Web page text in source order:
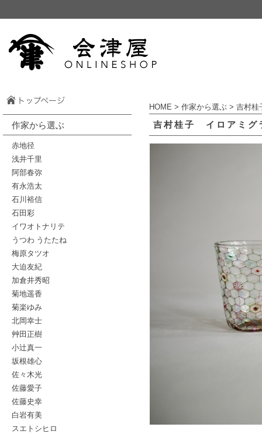
作家から選ぶ
赤地径
浅井千里
阿部春弥
有永浩太
石川裕信
石田彩
イワオトナリテ
うつわ うたたね
梅原タツオ
大迫友紀
加倉井秀昭
菊地遥香
菊楽ゆみ
北岡幸士
艸田正樹
小辻真一
坂根雄心
佐々木光
佐藤愛子
佐藤史幸
白岩有美
スエトシヒロ
HOME > 作家から選ぶ > 吉村桂
吉村桂子 イロアミ